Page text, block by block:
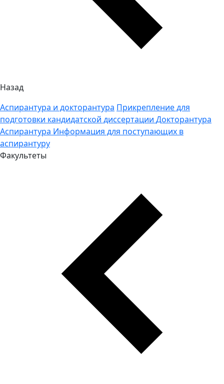
Назад
Аспирантура и докторантура Прикрепление для
подготовки кандидатской диссертации Докторантура
Аспирантура Информация для поступающих в
аспирантуру
Факультеты